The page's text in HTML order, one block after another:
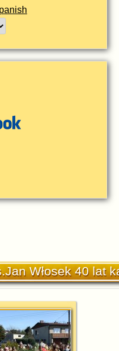
Włosek 40 lat